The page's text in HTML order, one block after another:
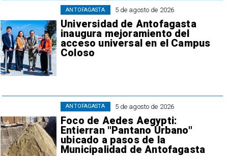
5 de agosto de 2026
Universidad de Antofagasta
inaugura mejoramiento del
acceso universal en el Campus
Coloso
ANTOFAGASTA
5 de agosto de 2026
Foco de Aedes Aegypti:
Entierran "Pantano Urbano"
ubicado a pasos de la
Municipalidad de Antofagasta
ANTOFAGASTA